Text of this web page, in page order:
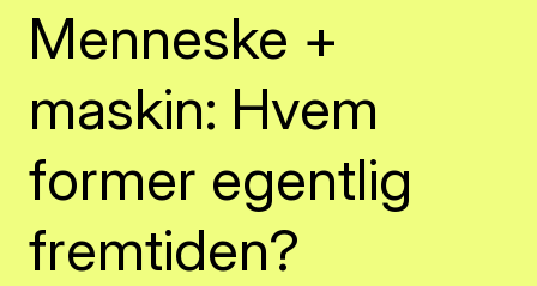
Menneske +
maskin: Hvem
former egentlig
fremtiden?